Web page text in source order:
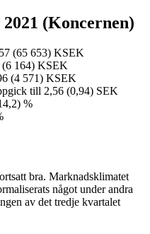
(Koncernen)
(65 653) KSEK
(6 164) KSEK
(4 571) KSEK
till 2,56 (0,94) SEK
%
bra. Marknadsklimatet
något under andra
av det tredje kvartalet